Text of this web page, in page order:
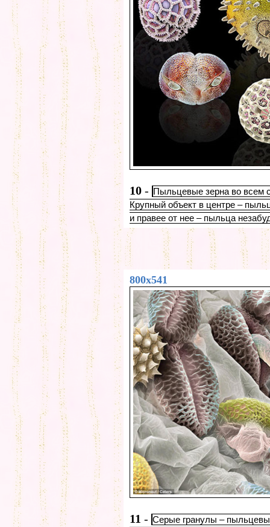
10 - Пыльцевые зерна во всем
Крупный объект в центре –
и правее от нее – пыльца
800x541
11 - Серые гранулы –